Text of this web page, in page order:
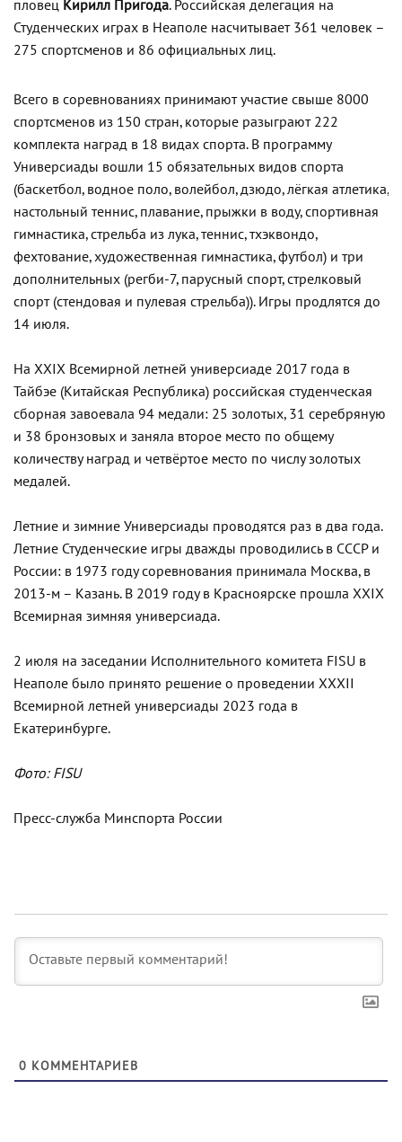
пловец Кирилл Пригода. Российская делегация на
Студенческих играх в Неаполе насчитывает 361 человек –
275 спортсменов и 86 официальных лиц.
Всего в соревнованиях принимают участие свыше 8000
спортсменов из 150 стран, которые разыграют 222
комплекта наград в 18 видах спорта. В программу
Универсиады вошли 15 обязательных видов спорта
(баскетбол, водное поло, волейбол, дзюдо, лёгкая атлетика,
настольный теннис, плавание, прыжки в воду, спортивная
гимнастика, стрельба из лука, теннис, тхэквондо,
фехтование, художественная гимнастика, футбол) и три
дополнительных (регби-7, парусный спорт, стрелковый
спорт (стендовая и пулевая стрельба)). Игры продлятся до
14 июля.
На XXIX Всемирной летней универсиаде 2017 года в
Тайбэе (Китайская Республика) российская студенческая
сборная завоевала 94 медали: 25 золотых, 31 серебряную
и 38 бронзовых и заняла второе место по общему
количеству наград и четвёртое место по числу золотых
медалей.
Летние и зимние Универсиады проводятся раз в два года.
Летние Студенческие игры дважды проводились в СССР и
России: в 1973 году соревнования принимала Москва, в
2013-м – Казань. В 2019 году в Красноярске прошла XXIX
Всемирная зимняя универсиада.
2 июля на заседании Исполнительного комитета FISU в
Неаполе было принято решение о проведении XXXII
Всемирной летней универсиады 2023 года в
Екатеринбурге.
Фото: FISU
Пресс-служба Минспорта России
0 КОММЕНТАРИЕВ